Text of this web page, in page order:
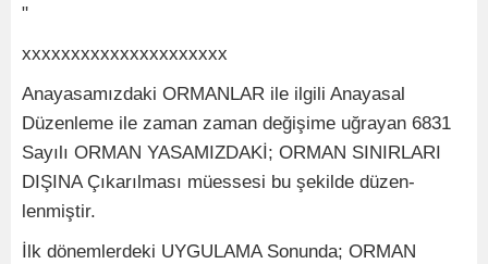
"
xxxxxxxxxxxxxxxxxxxxx
Anayasamızdaki ORMANLAR ile ilgili Anayasal
Düzenleme ile zaman zaman değişime uğrayan 6831
Sayılı ORMAN YASAMIZDAKİ; ORMAN SINIRLARI
DIŞINA Çıkarılması müessesi bu şekilde düzen-
lenmiştir.
İlk dönemlerdeki UYGULAMA Sonunda; ORMAN